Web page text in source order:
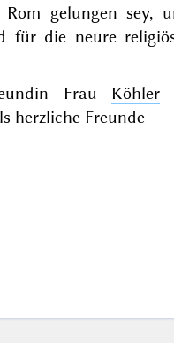
gelungen sey,
für die neure
Frau Köhler
herzliche Freunde